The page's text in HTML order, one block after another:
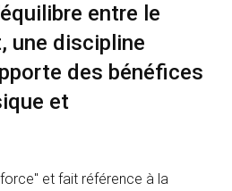
entre le
une discipline
des bénéfices
et
et fait référence à la